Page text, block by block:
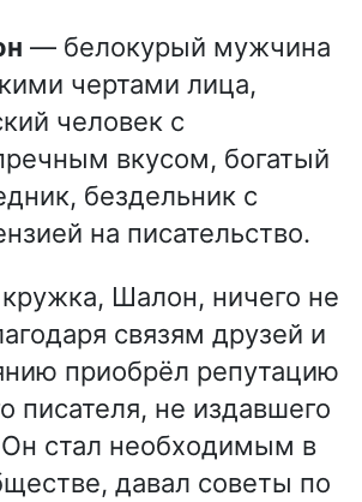
— белокурый мужчина
чертами лица,
человек с
вкусом, богатый
бездельник с
на писательство.
Шалон, ничего не
связям друзей и
приобрёл репутацию
писателя, не издавшего
Он стал необходимым в
давал советы по